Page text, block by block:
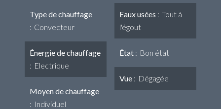
Type de chauffage
Convecteur
Énergie de chauffage
Electrique
Moyen de chauffage
Individuel
Eaux usées
Tout à
l'égout
État Bon état
Vue Dégagée